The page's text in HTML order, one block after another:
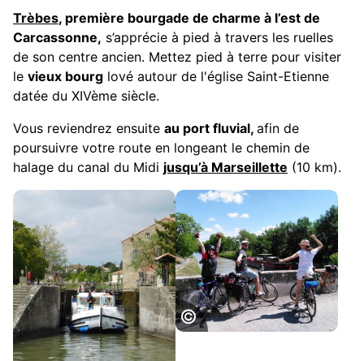
Trèbes, première bourgade de charme à l’est de
Carcassonne, s’apprécie à pied à travers les ruelles
de son centre ancien. Mettez pied à terre pour visiter
le vieux bourg lové autour de l'église Saint-Etienne
datée du XIVème siècle.
Vous reviendrez ensuite au port fluvial, afin de
poursuivre votre route en longeant le chemin de
halage du canal du Midi jusqu’à Marseillette (10 km).